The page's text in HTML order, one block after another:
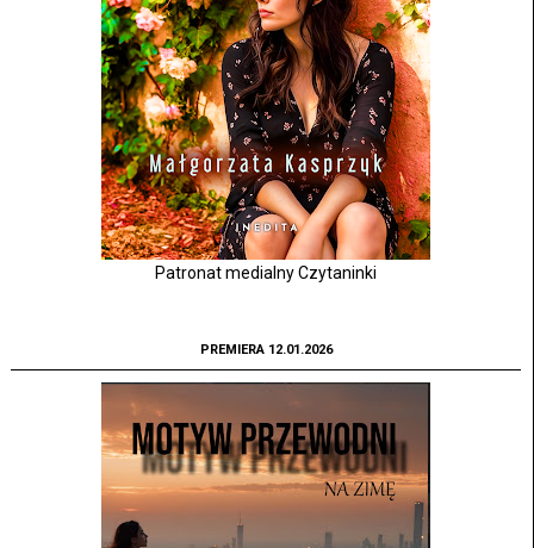
Patronat medialny Czytaninki
PREMIERA 12.01.2026